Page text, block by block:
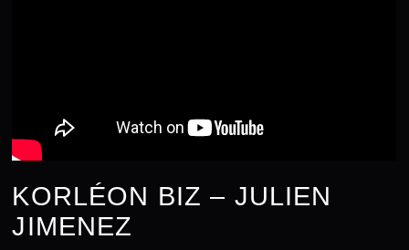
KORLÉON BIZ – JULIEN
JIMENEZ